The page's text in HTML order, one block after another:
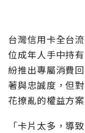
台灣信用卡全台
位成年人手中持
紛推出專屬消費
著與忠誠度，但
花撩亂的權益方
「卡片太多，導